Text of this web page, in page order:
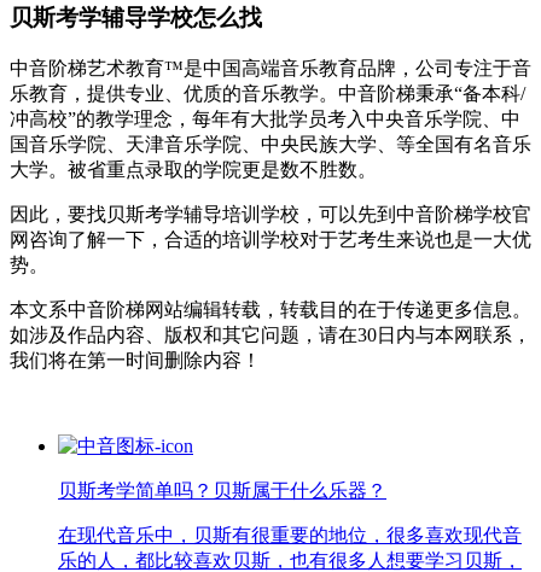
贝斯考学辅导学校怎么找
中音阶梯艺术教育™是中国高端音乐教育品牌，公司专注于音
乐教育，提供专业、优质的音乐教学。中音阶梯秉承“备本科/
冲高校”的教学理念，每年有大批学员考入中央音乐学院、中
国音乐学院、天津音乐学院、中央民族大学、等全国有名音乐
大学。被省重点录取的学院更是数不胜数。
因此，要找贝斯考学辅导培训学校，可以先到中音阶梯学校官
网咨询了解一下，合适的培训学校对于艺考生来说也是一大优
势。
本文系中音阶梯网站编辑转载，转载目的在于传递更多信息。
如涉及作品内容、版权和其它问题，请在30日内与本网联系，
我们将在第一时间删除内容！
贝斯考学简单吗？贝斯属于什么乐器？
在现代音乐中，贝斯有很重要的地位，很多喜欢现代音
乐的人，都比较喜欢贝斯，也有很多人想要学习贝斯，